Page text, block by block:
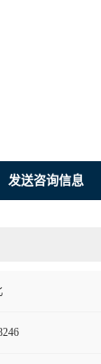
发送咨询信息